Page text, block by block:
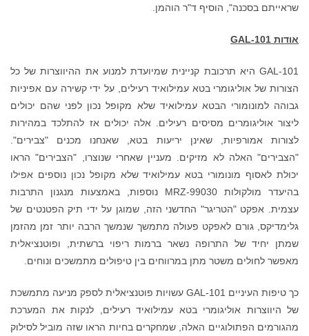
שראייתם בסכנה", הוסיף ד"ר הוהמן.
אודות GAL-101
GAL-101 היא תרכובת קניינית שמיועדת למנוע את ההיווצרות של כל
הצורות של אוליגומרי בטא עמילואיד רעילים, על ידי קשירה עם אפיניות
גבוהה למונומורי הבטא עמילואיד שלא מקופל נכון לפני שהם יכולים
ליצור אוליגומרים מסיסים רעילים. אלה יכולים אז להתלכד במהירות
לצורות אמורפיות, שאינן יריעות בטא, שאנחנו מכנים "צבירים".
"הצבירים" האלה לא מזיקים. מעניין שאחרי שנוצרו, "הצבירים" הראו
יכולת לאסוף מונומורי בטא עמילואיד שלא מקופל נכון נוספים אפילו
בהיעדר מולקולות MRZ-99030 נוספות, באמצעות מנגנון התרבות
עצמית. אפקט "הטריגר" החדשני הזה, שמוגן על ידי תיק הפטנטים של
גלימדיקס, גורם לאפקט פעולה מתמשך שנמשך הרבה יותר זמן מהזמן
שמתן יחיד של התרופה נשאר ברמות ריפוי ברשתית, ופוטנציאלית
מאפשר לחולים משטר מתן במרווחים בין טיפולים מתמשכים ונוחים.
כך טיפות העיניים GAL-101 עשויות פוטנציאלית לספק מניעה מתמשכת
של היווצרות אוליגומרי בטא עמילואיד רעילים, לנקות את המערכת
מהגורמים הפתולוגיים האלה, שמחקרים בחיות הראו שזה מוביל לסילוק